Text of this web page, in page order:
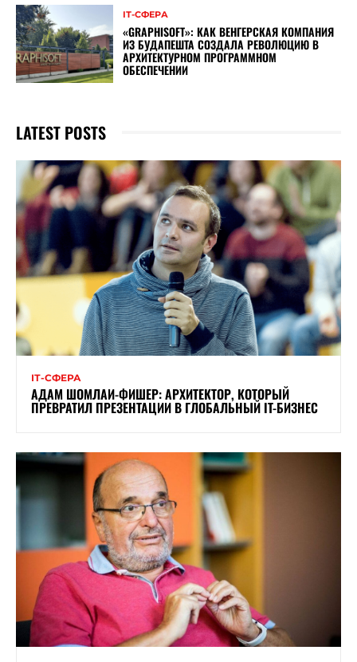
ІТ-СФЕРА
«GRAPHISOFT»: КАК ВЕНГЕРСКАЯ КОМПАНИЯ
ИЗ БУДАПЕШТА СОЗДАЛА РЕВОЛЮЦИЮ В
АРХИТЕКТУРНОМ ПРОГРАММНОМ
ОБЕСПЕЧЕНИИ
LATEST POSTS
ІТ-СФЕРА
АДАМ ШОМЛАИ-ФИШЕР: АРХИТЕКТОР, КОТОРЫЙ
ПРЕВРАТИЛ ПРЕЗЕНТАЦИИ В ГЛОБАЛЬНЫЙ IT-БИЗНЕС